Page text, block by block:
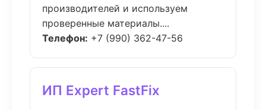
производителей и используем
проверенные материалы....
Телефон: +7 (990) 362-47-56
ИП Expert FastFix